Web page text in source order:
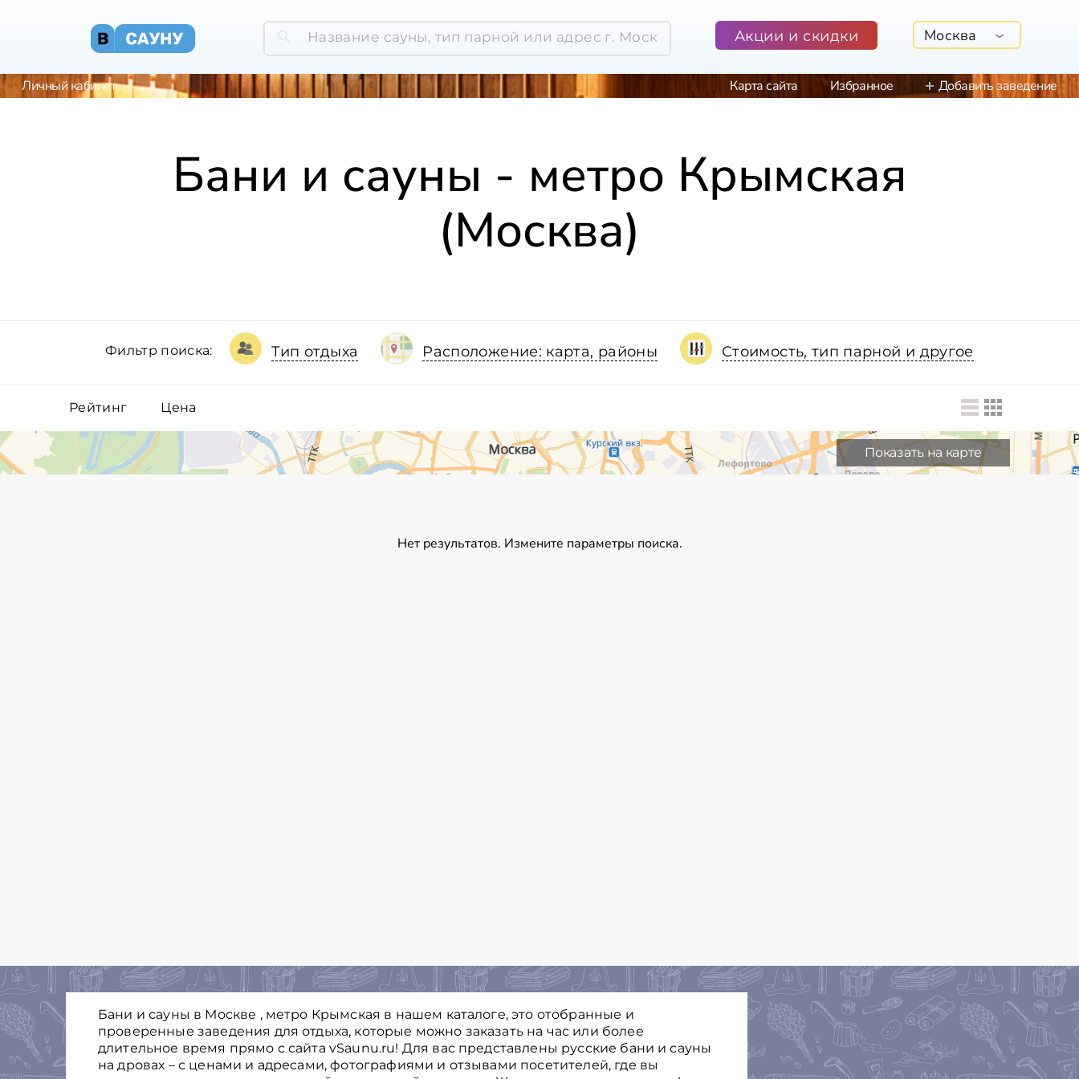
Акции и скидки Москва
Личный кабинет Карта сайта Избранное Добавить заведение
Бани и сауны - метро Крымская
(Москва)
Фильтр поиска: Тип отдыха Расположение: карта, районы Стоимость, тип парной и другое
Рейтинг Цена
Показать на карте
Нет результатов. Измените параметры поиска.
Бани и сауны в Москве , метро Крымская в нашем каталоге, это отобранные и
проверенные заведения для отдыха, которые можно заказать на час или более
длительное время прямо с сайта vSaunu.ru! Для вас представлены русские бани и сауны
на дровах – с ценами и адресами, фотографиями и отзывами посетителей, где вы